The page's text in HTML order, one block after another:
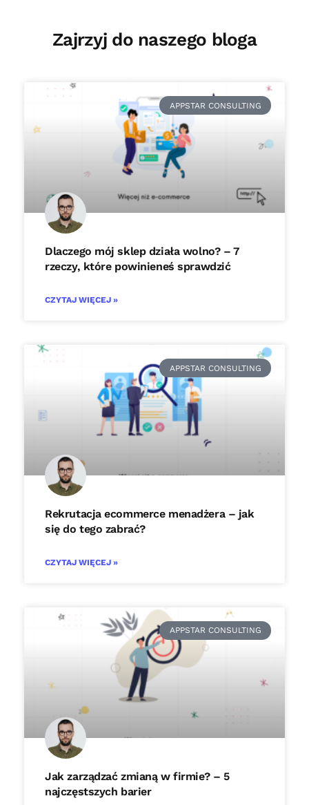
Zajrzyj do naszego bloga
APPSTAR CONSULTING
Dlaczego mój sklep działa wolno? – 7
rzeczy, które powinieneś sprawdzić
CZYTAJ WIĘCEJ »
APPSTAR CONSULTING
Rekrutacja ecommerce menadżera – jak
się do tego zabrać?
CZYTAJ WIĘCEJ »
APPSTAR CONSULTING
Jak zarządzać zmianą w firmie? – 5
najczęstszych barier